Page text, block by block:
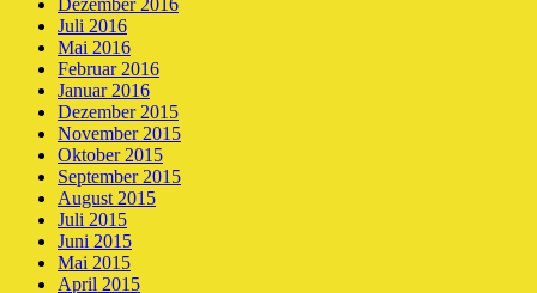
Dezember 2016
Juli 2016
Mai 2016
Februar 2016
Januar 2016
Dezember 2015
November 2015
Oktober 2015
September 2015
August 2015
Juli 2015
Juni 2015
Mai 2015
April 2015